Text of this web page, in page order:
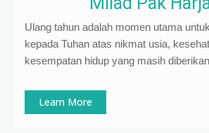
Ulang tahun adalah momen utama
kepada Tuhan atas nikmat usia,
kesempatan hidup yang masih
Learn More